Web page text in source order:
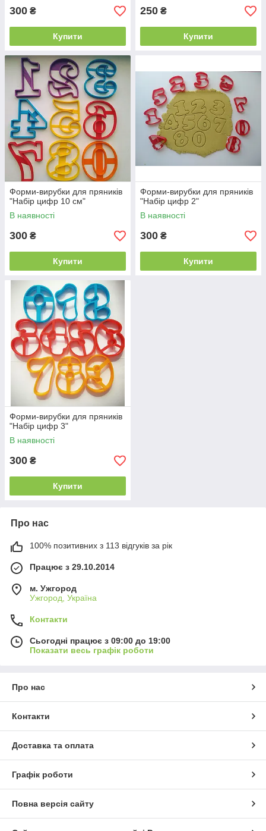
300 ₴
Купити
250 ₴
Купити
Форми-вирубки для пряників
"Набір цифр 10 см"
В наявності
300 ₴
Купити
Форми-вирубки для пряників
"Набір цифр 2"
В наявності
300 ₴
Купити
Форми-вирубки для пряників
"Набір цифр 3"
В наявності
300 ₴
Купити
Про нас
100% позитивних з 113 відгуків за рік
Працює з 29.10.2014
м. Ужгород
Ужгород, Україна
Контакти
Сьогодні працює з 09:00 до 19:00
Показати весь графік роботи
Про нас
Контакти
Доставка та оплата
Графік роботи
Повна версія сайту